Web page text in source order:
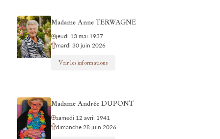
Madame Anne TERWAGNE
jeudi 13 mai 1937
mardi 30 juin 2026
Voir les informations
Madame Andrée DUPONT
samedi 12 avril 1941
dimanche 28 juin 2026